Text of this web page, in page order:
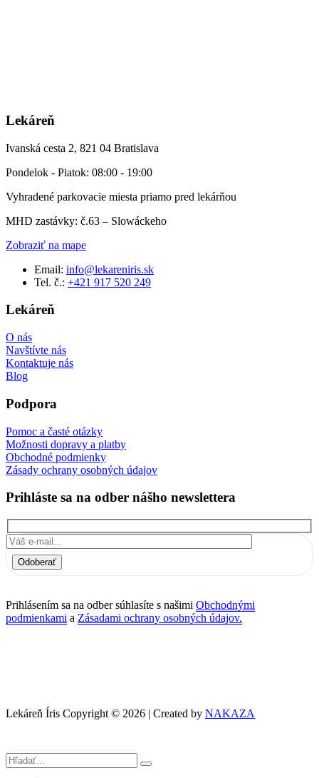
Lekáreň
Ivanská cesta 2, 821 04 Bratislava
Pondelok - Piatok: 08:00 - 19:00
Vyhradené parkovacie miesta priamo pred lekárňou
MHD zastávky: č.63 – Slowáckeho
Zobraziť na mape
Email: info@lekareniris.sk
Tel. č.: +421 917 520 249
Lekáreň
O nás
Navštívte nás
Kontaktuje nás
Blog
Podpora
Pomoc a časté otázky
Možnosti dopravy a platby
Obchodné podmienky
Zásady ochrany osobných údajov
Prihláste sa na odber nášho newslettera
Odoberať
Prihlásením sa na odber súhlasíte s našimi Obchodnými
podmienkami a Zásadami ochrany osobných údajov.
Lekáreň Íris Copyright © 2026 | Created by NAKAZA